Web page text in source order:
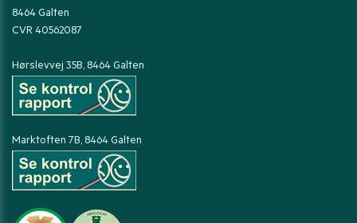
8464 Galten
CVR 40562087
Hørslevvej 35B, 8464 Galten
Marktoften 7B, 8464 Galten